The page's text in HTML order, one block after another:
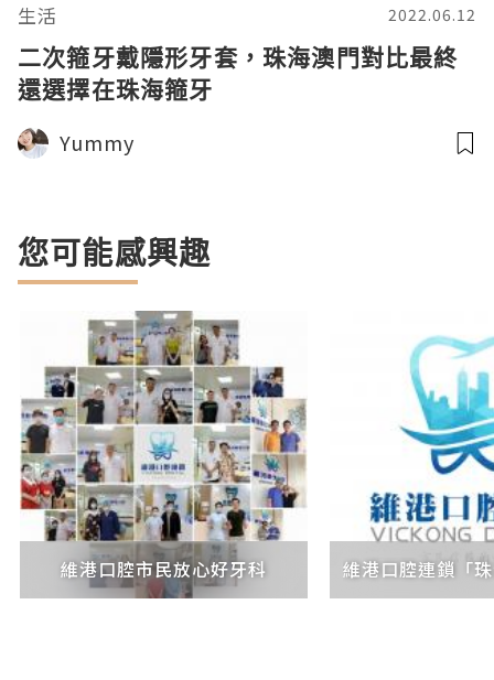
生活 2022.06.12
二次箍牙戴隱形牙套，珠海澳門對比最終
還選擇在珠海箍牙
Yummy
您可能感興趣
維港口腔市民放心好牙科 維港口腔連鎖「